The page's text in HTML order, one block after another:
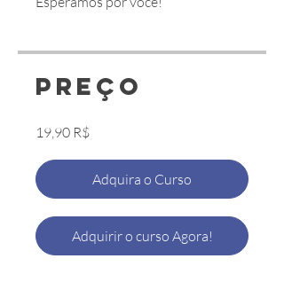
Preço
19,90 R$
Adquira o Curso
Adquirir o curso Agora!